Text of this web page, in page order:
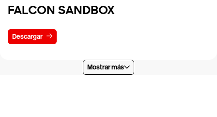
FALCON SANDBOX
Descargar
Mostrar más